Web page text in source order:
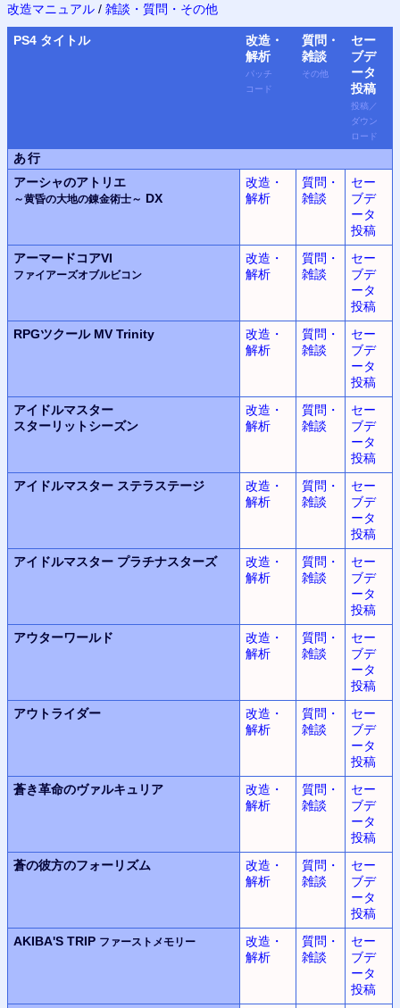
改造マニュアル / 雑談・質問・その他
PS4 タイトル
改造・
解析
パッチ
コード
質問・
雑談
その他
セー
ブデ
ータ
投稿
投稿 ／
ダウン
ロード
あ行
アーシャのアトリエ
～黄昏の大地の錬金術士～ DX
改造・
解析
質問・
雑談
セー
ブデ
ータ
投稿
アーマードコアVI
ファイアーズオブルビコン
改造・
解析
質問・
雑談
セー
ブデ
ータ
投稿
RPGツクール MV Trinity
改造・
解析
質問・
雑談
セー
ブデ
ータ
投稿
アイドルマスター
スターリットシーズン
改造・
解析
質問・
雑談
セー
ブデ
ータ
投稿
アイドルマスター ステラステージ
改造・
解析
質問・
雑談
セー
ブデ
ータ
投稿
アイドルマスター プラチナスターズ
改造・
解析
質問・
雑談
セー
ブデ
ータ
投稿
アウターワールド
改造・
解析
質問・
雑談
セー
ブデ
ータ
投稿
アウトライダー
改造・
解析
質問・
雑談
セー
ブデ
ータ
投稿
蒼き革命のヴァルキュリア
改造・
解析
質問・
雑談
セー
ブデ
ータ
投稿
蒼の彼方のフォーリズム
改造・
解析
質問・
雑談
セー
ブデ
ータ
投稿
AKIBA'S TRIP ファーストメモリー
改造・
解析
質問・
雑談
セー
ブデ
ータ
投稿